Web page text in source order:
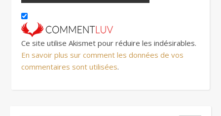
Ce site utilise Akismet pour réduire les indésirables.
En savoir plus sur comment les données de vos
commentaires sont utilisées.